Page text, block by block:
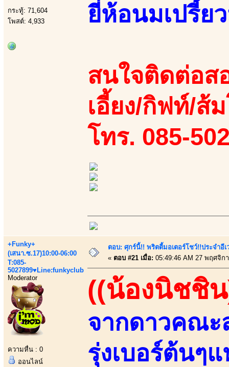
กระทู้: 71,604
โพสต์: 4,933
ยี่ห้อนมเปรี้ย
สนใจติดต่อส
เอี้ยง/กิฟท์/ส้
โทร. 085-
+Funky+
(เสนา.ซ.17)10:00-06:00
T:085-
5027899♥Line:funkyclub
Moderator
ความหื่น : 0
ออนไลน์
ตอบ: ศุกร์นี้!! พริตตี้มอเตอร์โชว์!!ประจำอี
« ตอบ #21 เมื่อ: 05:49:46 AM 27 พฤศจิก
((น้องนิชชิ
จากดาวคณ
รุ่งเบอร์ต้นๆ